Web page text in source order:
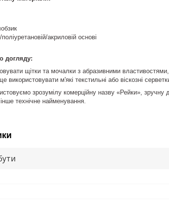
акриловій основі
догляду:
щітки та мочалки з абразивними
використовувати м'які текстильні або віскозні
зрозумілу комерційну назву «Рейки»,
технічне найменування.